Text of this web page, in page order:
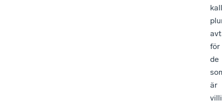
för
de
är